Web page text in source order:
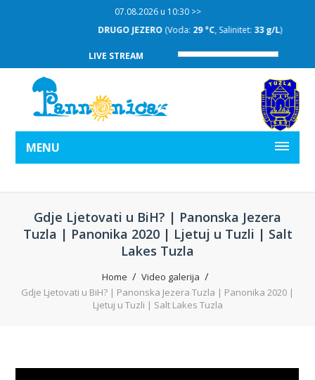
07.08.2026 u 10:30 >>
DRUGO JEZERO (Voda:29 °C, Salinitet:33 g/L)
LIVE STREAM
MENU
Gdje Ljetovati u BiH? | Panonska Jezera
Tuzla | Panonika 2020 | Ljetuj u Tuzli | Salt
Lakes Tuzla
Home
Video galerija
Gdje Ljetovati u BiH? | Panonska Jezera Tuzla | Panonika 2020 |
Ljetuj u Tuzli | Salt Lakes Tuzla